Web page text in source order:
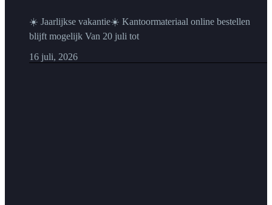
☀️ Jaarlijkse vakantie☀️ Kantoormateriaal online bestellen
blijft mogelijk Van 20 juli tot
16 juli, 2026